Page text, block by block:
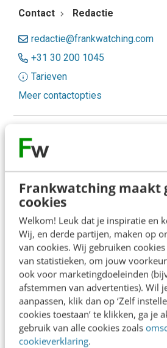
Frankwatching maakt
cookies
Welkom! Leuk dat je inspiratie en
Wij, en derde partijen, maken op
van cookies. Wij gebruiken
van statistieken, om jouw
ook voor marketingdoeleinden
afstemmen van advertenties). Wil
aanpassen, klik dan op ‘Zelf
cookies toestaan’ te klikken, ga je
gebruik van alle cookies zoals
cookieverklaring.
Contact Redactie
redactie@frankwatching.com
+31 30 200 1045
Tarieven
Meer contactopties
Frankwatching
Adverteren
Contact
Nieuwsbrieven
Over ons
Ons team
Werken bij
Whitepapers
Blog